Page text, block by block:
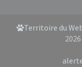
Territoire du
2026